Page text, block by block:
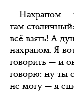
— Нахрапом —
там
всё взять! А
нахрапом. Я
говорить — и
говорю: ну ты
не могу — я